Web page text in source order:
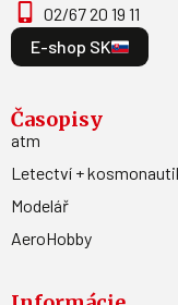
02/67 20 19 11
E-shop SK
Časopisy
atm
Letectví +
Modelář
AeroHobby